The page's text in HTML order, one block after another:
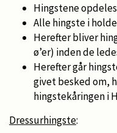
Hingstene
Alle hingste i
Herefter bliver
ø’er) inden de
Herefter går
givet besked om,
hingstekåringen i
Dressurhingste: